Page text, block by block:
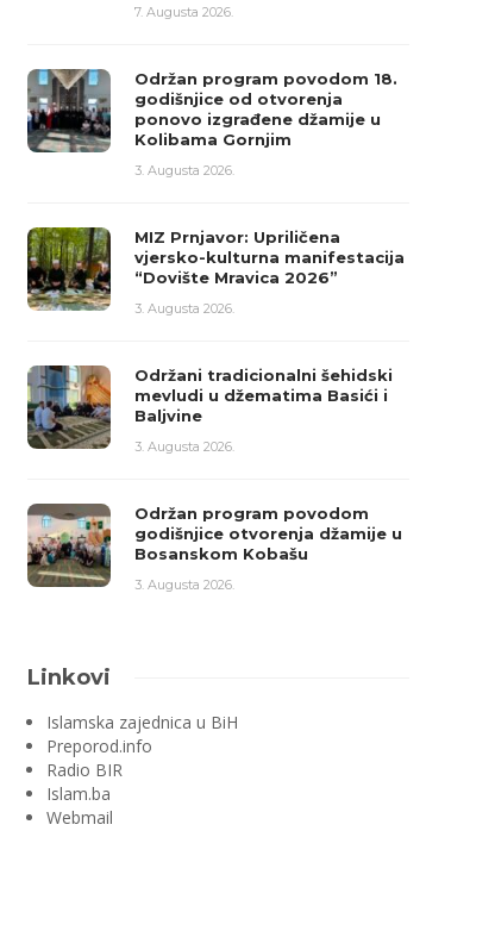
7. Augusta 2026.
Održan program povodom 18.
godišnjice od otvorenja
ponovo izgrađene džamije u
Kolibama Gornjim
3. Augusta 2026.
MIZ Prnjavor: Upriličena
vjersko-kulturna manifestacija
“Dovište Mravica 2026”
3. Augusta 2026.
Održani tradicionalni šehidski
mevludi u džematima Basići i
Baljvine
3. Augusta 2026.
Održan program povodom
godišnjice otvorenja džamije u
Bosanskom Kobašu
3. Augusta 2026.
Linkovi
Islamska zajednica u BiH
Preporod.info
Radio BIR
Islam.ba
Webmail